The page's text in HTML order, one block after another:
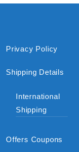
Privacy Policy
Shipping Details
International
Shipping
Offers Coupons